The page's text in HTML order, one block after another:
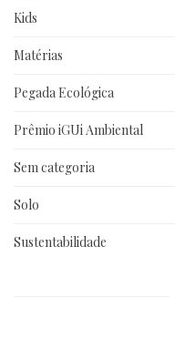
Kids
Matérias
Pegada Ecológica
Prêmio iGUi Ambiental
Sem categoria
Solo
Sustentabilidade